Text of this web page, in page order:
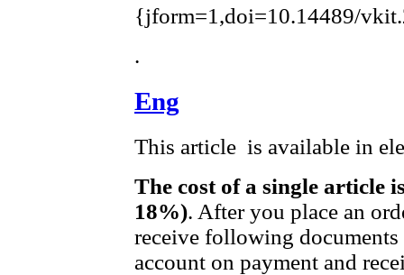
{jform=1,doi=10.14489/
.
Eng
This article is available in
The cost of a single article
18%). After you place an
receive following
account on payment and